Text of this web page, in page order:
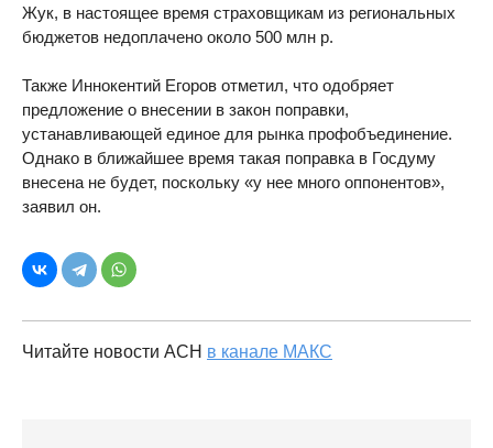
Жук, в настоящее время страховщикам из региональных
бюджетов недоплачено около 500 млн р.
Также Иннокентий Егоров отметил, что одобряет
предложение о внесении в закон поправки,
устанавливающей единое для рынка профобъединение.
Однако в ближайшее время такая поправка в Госдуму
внесена не будет, поскольку «у нее много оппонентов»,
заявил он.
Читайте новости АСН в канале МАКС